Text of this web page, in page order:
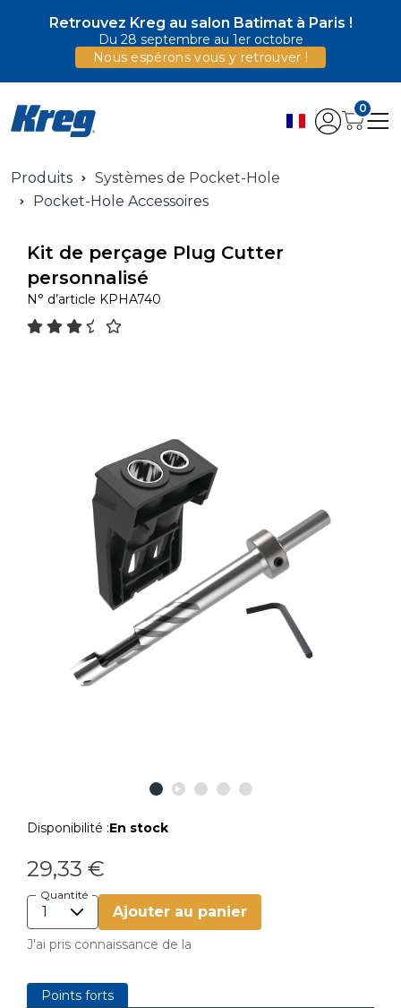
Retrouvez Kreg au salon Batimat à Paris !
Du 28 septembre au 1er octobre
Nous espérons vous y retrouver !
0
Produits
Systèmes de Pocket-Hole
Pocket-Hole Accessoires
Kit de perçage Plug Cutter
personnalisé
N° d’article KPHA740
Disponibilité :En stock
29,33 €
Quantité
Ajouter au panier
J'ai pris connaissance de la
Points forts